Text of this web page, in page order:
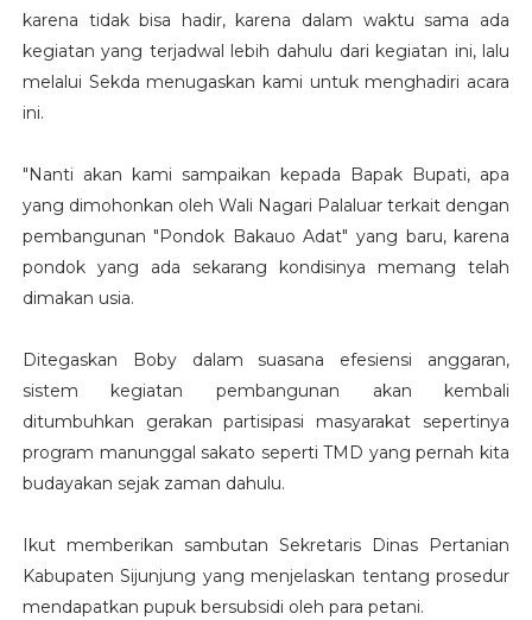
karena tidak bisa hadir, karena dalam waktu sama ada
kegiatan yang terjadwal lebih dahulu dari kegiatan ini, lalu
melalui Sekda menugaskan kami untuk menghadiri acara
ini.
"Nanti akan kami sampaikan kepada Bapak Bupati, apa
yang dimohonkan oleh Wali Nagari Palaluar terkait dengan
pembangunan "Pondok Bakauo Adat" yang baru, karena
pondok yang ada sekarang kondisinya memang telah
dimakan usia.
Ditegaskan Boby dalam suasana efesiensi anggaran,
sistem kegiatan pembangunan akan kembali
ditumbuhkan gerakan partisipasi masyarakat sepertinya
program manunggal sakato seperti TMD yang pernah kita
budayakan sejak zaman dahulu.
Ikut memberikan sambutan Sekretaris Dinas Pertanian
Kabupaten Sijunjung yang menjelaskan tentang prosedur
mendapatkan pupuk bersubsidi oleh para petani.